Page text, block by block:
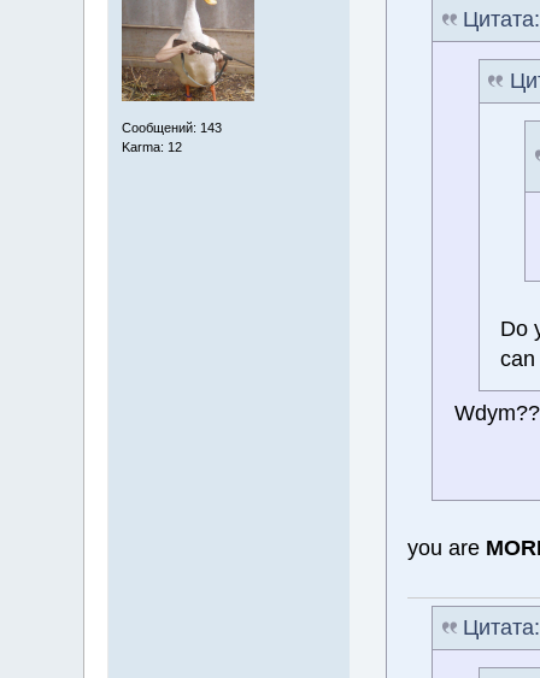
Сообщений: 143
Karma: 12
Do
you are